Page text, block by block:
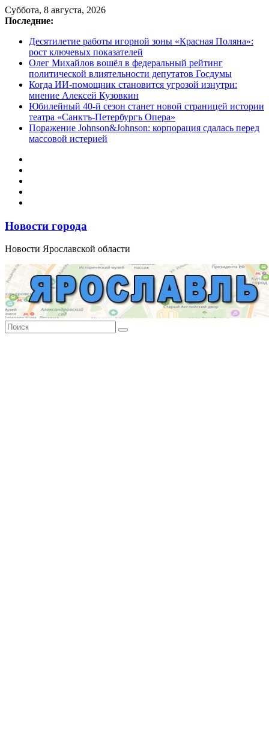
Перейти
к
Суббота, 8 августа, 2026
Последние:
Десятилетие работы игорной зоны «Красная Поляна»:
рост ключевых показателей
Олег Михайлов вошёл в федеральный рейтинг
политической влиятельности депутатов Госдумы
Когда ИИ-помощник становится угрозой изнутри:
мнение Алексей Кузовкин
Юбилейный 40-й сезон станет новой страницей истории
театра «Санктъ-Петербургъ Опера»
Поражение Johnson&Johnson: корпорация сдалась перед
массовой истерией
Новости города
Новости Ярославской области